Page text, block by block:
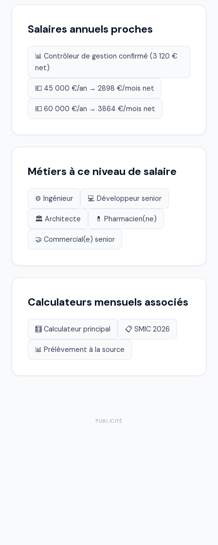
Salaires annuels proches
📊 Contrôleur de gestion confirmé (3 120 €
net)
💶 45 000 €/an → 2898 €/mois net
💶 60 000 €/an → 3864 €/mois net
Métiers à ce niveau de salaire
⚙️ Ingénieur 💻 Développeur senior
🏛️ Architecte 💊 Pharmacien(ne)
🤝 Commercial(e) senior
Calculateurs mensuels associés
🧮 Calculateur principal 📋 SMIC 2026
📊 Prélèvement à la source
PUBLICITÉ